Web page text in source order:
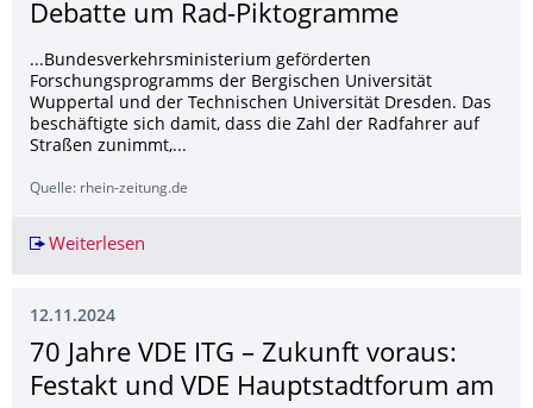
Debatte um Rad-Piktogramme
...Bundesverkehrsministerium geförderten
Forschungsprogramms der Bergischen Universität
Wuppertal und der Technischen Universität Dresden. Das
beschäftigte sich damit, dass die Zahl der Radfahrer auf
Straßen zunimmt,...
Quelle: rhein-zeitung.de
Weiterlesen
12.11.2024
70 Jahre VDE ITG – Zukunft voraus:
Festakt und VDE Hauptstadtforum am